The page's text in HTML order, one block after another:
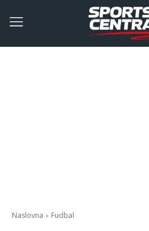
Naslovna Fudbal